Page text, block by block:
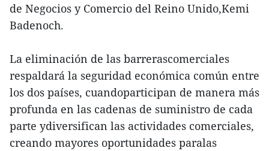
de Negocios y Comercio del Reino Unido,Kemi
Badenoch.
La eliminación de las barrerascomerciales
respaldará la seguridad económica común entre
los dos países, cuandoparticipan de manera más
profunda en las cadenas de suministro de cada
parte ydiversifican las actividades comerciales,
creando mayores oportunidades paralas